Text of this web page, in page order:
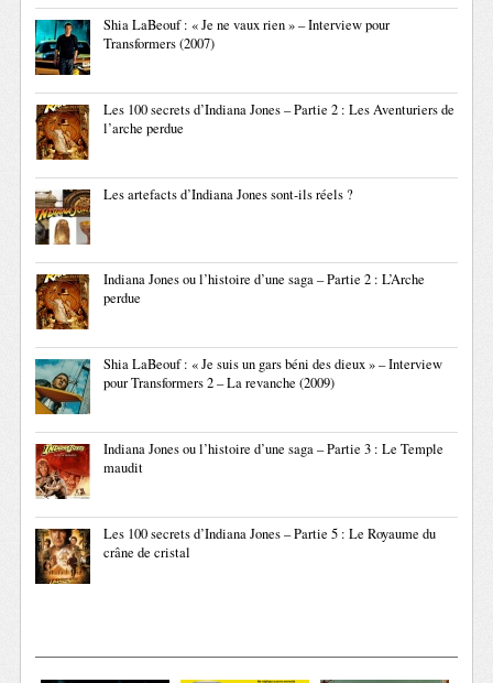
Shia LaBeouf : « Je ne vaux rien » – Interview pour
Transformers (2007)
Les 100 secrets d’Indiana Jones – Partie 2 : Les Aventuriers de
l’arche perdue
Les artefacts d’Indiana Jones sont-ils réels ?
Indiana Jones ou l’histoire d’une saga – Partie 2 : L’Arche
perdue
Shia LaBeouf : « Je suis un gars béni des dieux » – Interview
pour Transformers 2 – La revanche (2009)
Indiana Jones ou l’histoire d’une saga – Partie 3 : Le Temple
maudit
Les 100 secrets d’Indiana Jones – Partie 5 : Le Royaume du
crâne de cristal